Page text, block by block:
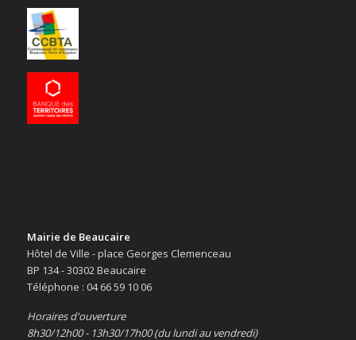
Mairie de Beaucaire
Hôtel de Ville - place Georges Clemenceau
BP 134 - 30302 Beaucaire
Téléphone : 04 66 59 10 06
Horaires d'ouverture
8h30/12h00 - 13h30/17h00 (du lundi au vendredi)